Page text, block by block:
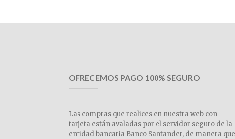
OFRECEMOS PAGO 100% SEGURO
Las compras que realices en nuestra web con
tarjeta están avaladas por el servidor seguro de la
entidad bancaria Banco Santander, de manera que